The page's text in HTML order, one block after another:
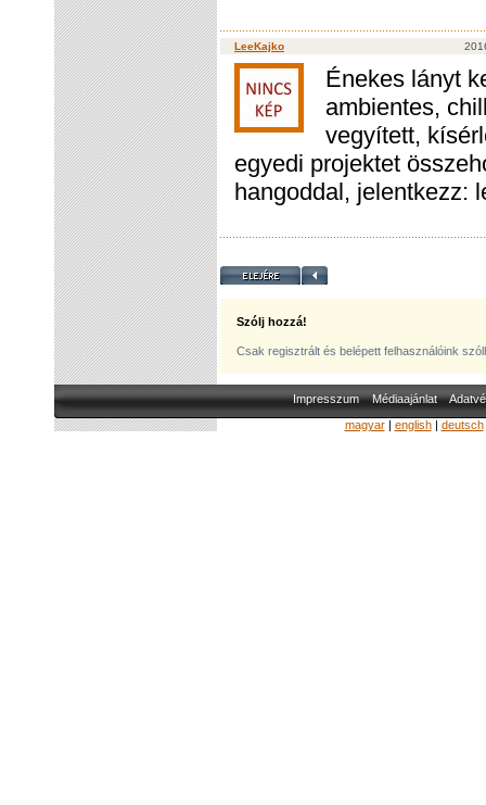
LeeKajko
Énekes lányt
ambientes,
vegyített,
egyedi projektet
hangoddal, jelentkezz:
Szólj hozzá!
Csak regisztrált és belépett felhasználóink
Impresszum Médiaajánlat
magyar| english| deutsch